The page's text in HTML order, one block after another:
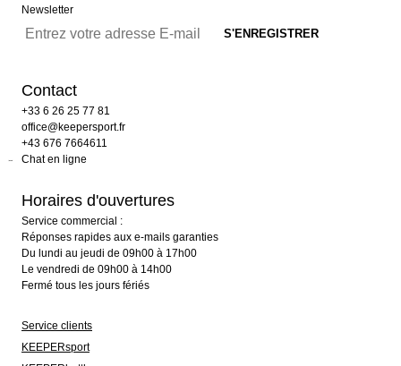
Newsletter
Contact
+33 6 26 25 77 81
office@keepersport.fr
+43 676 7664611
Chat en ligne
Horaires d'ouvertures
Service commercial :
Réponses rapides aux e-mails garanties
Du lundi au jeudi de 09h00 à 17h00
Le vendredi de 09h00 à 14h00
Fermé tous les jours fériés
Service clients
KEEPERsport